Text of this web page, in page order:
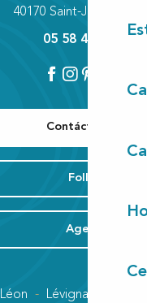
Contáctenos
Folleto
Agenda
40170 Saint-Julien-en-
05 58 42 89 80
Léon Lévignacq